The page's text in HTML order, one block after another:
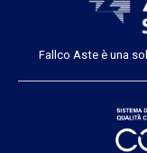
Fallco Aste è una